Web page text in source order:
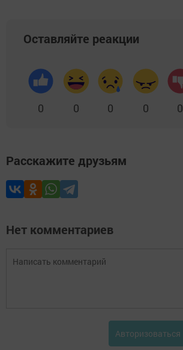
Оставляйте реакции
0 0 0 0 0
Расскажите друзьям
Нет комментариев
Авторизоваться